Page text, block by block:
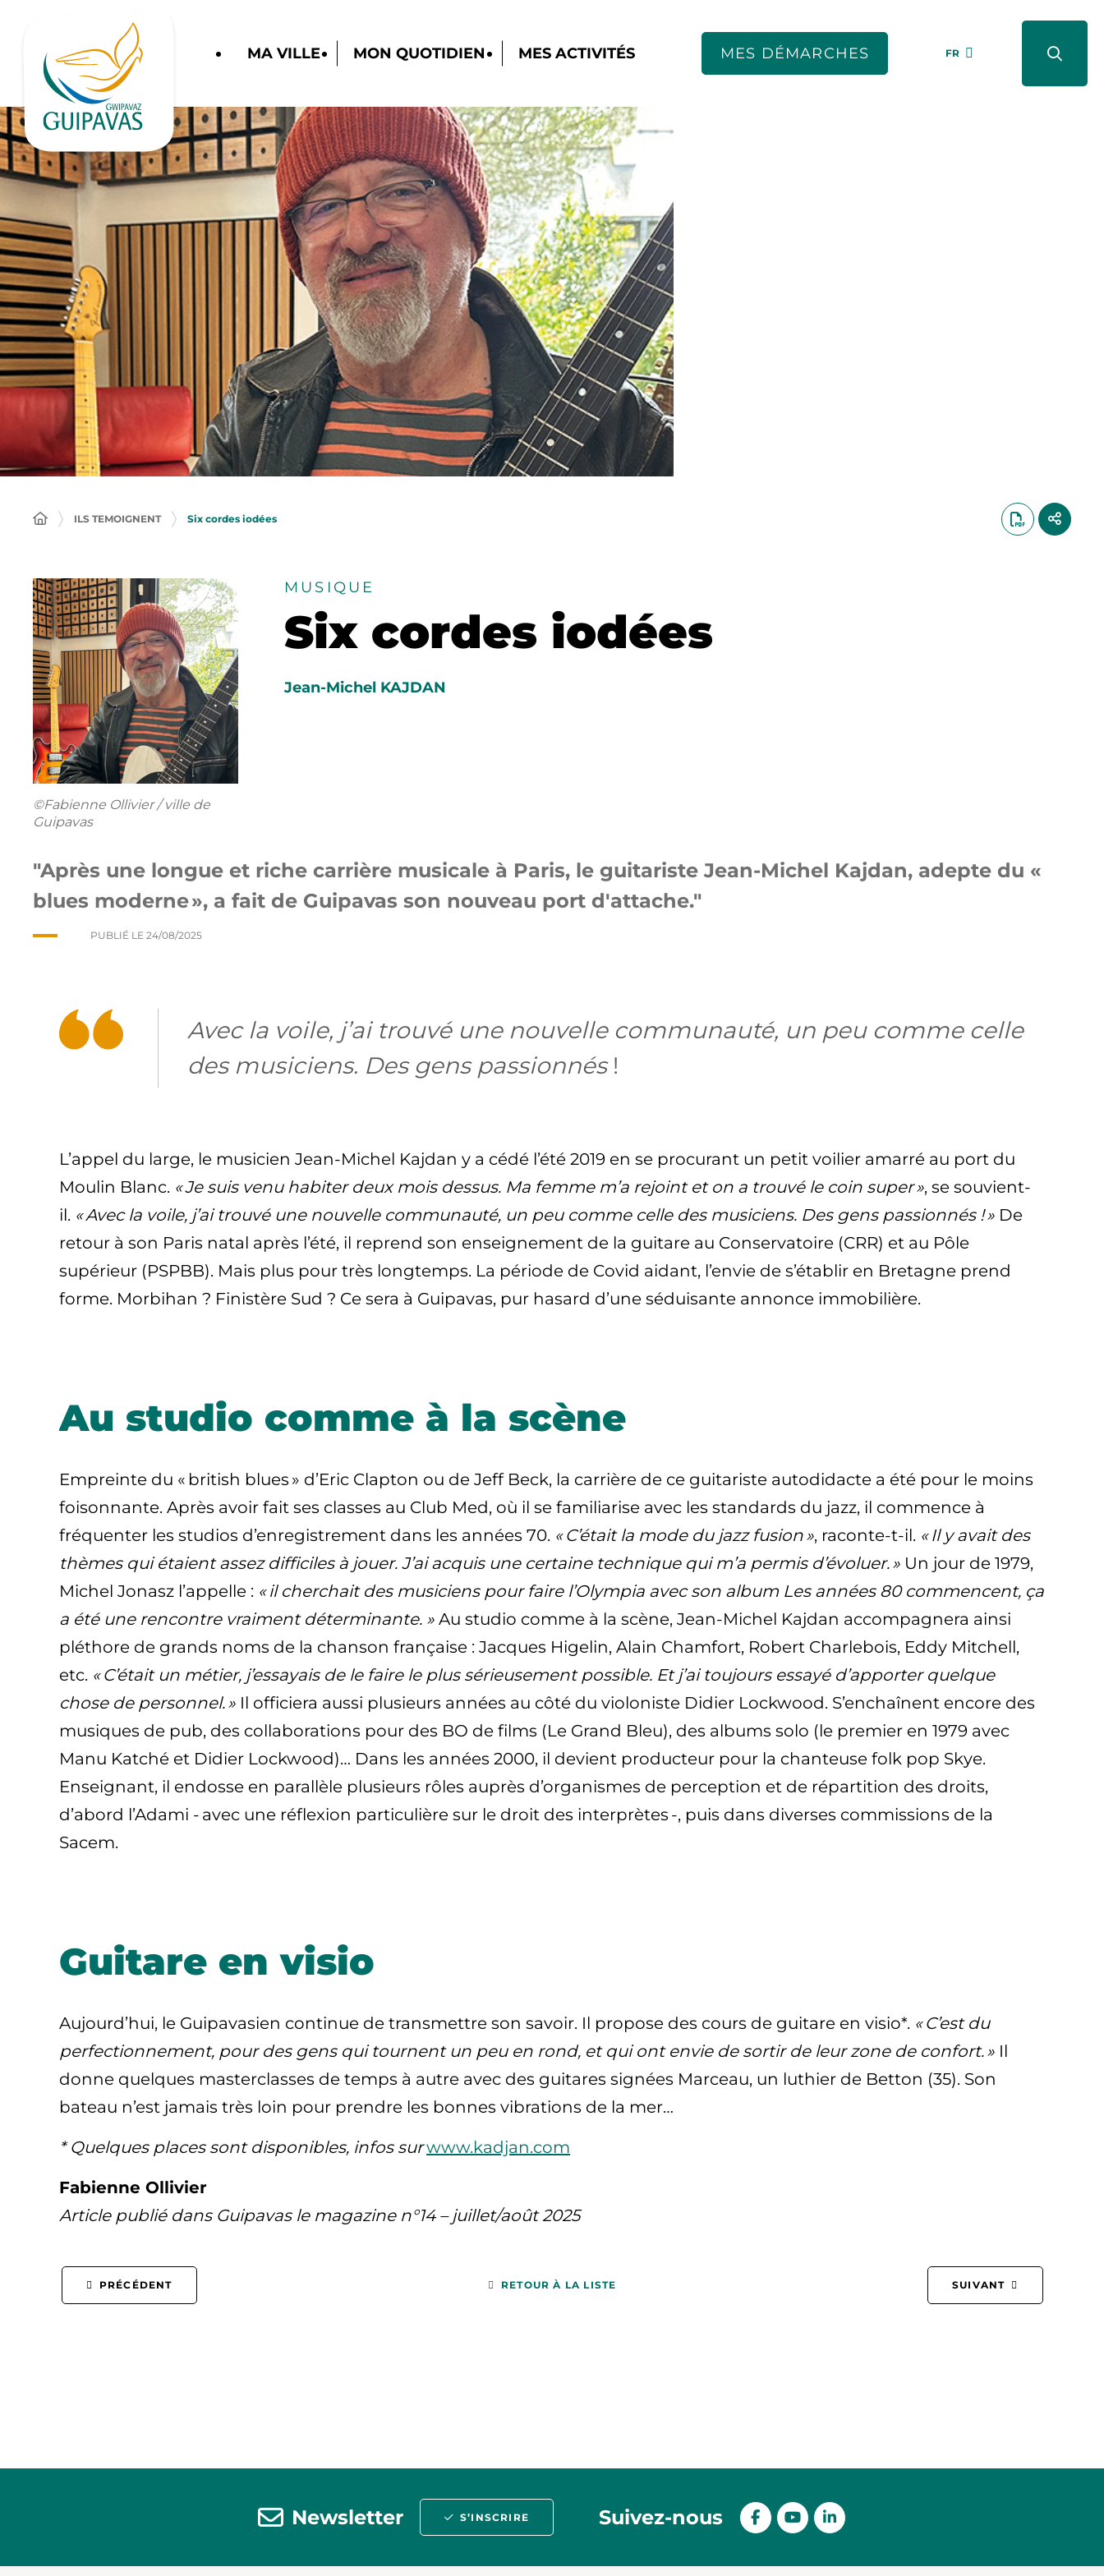
MA VILLE MON QUOTIDIEN MES ACTIVITÉS MES DÉMARCHES FR
ILS TEMOIGNENT Six cordes iodées
MUSIQUE
Six cordes iodées
Jean-Michel KAJDAN
©Fabienne Ollivier / ville de
Guipavas
Après une longue et riche carrière musicale à Paris, le guitariste Jean-Michel Kajdan, adepte du «
blues moderne », a fait de Guipavas son nouveau port d'attache.
PUBLIÉ LE 24/08/2025
Avec la voile, j’ai trouvé une nouvelle communauté, un peu comme celle
des musiciens. Des gens passionnés!
L’appel du large, le musicien Jean-Michel Kajdan y a cédé l’été 2019 en se procurant un petit voilier amarré au port du
Moulin Blanc. « Je suis venu habiter deux mois dessus. Ma femme m’a rejoint et on a trouvé le coin super », se souvient-
il. « Avec la voile, j’ai trouvé une nouvelle communauté, un peu comme celle des musiciens. Des gens passionnés ! » De
retour à son Paris natal après l’été, il reprend son enseignement de la guitare au Conservatoire (CRR) et au Pôle
supérieur (PSPBB). Mais plus pour très longtemps. La période de Covid aidant, l’envie de s’établir en Bretagne prend
forme. Morbihan ? Finistère Sud ? Ce sera à Guipavas, pur hasard d’une séduisante annonce immobilière.
Au studio comme à la scène
Empreinte du « british blues » d’Eric Clapton ou de Jeff Beck, la carrière de ce guitariste autodidacte a été pour le moins
foisonnante. Après avoir fait ses classes au Club Med, où il se familiarise avec les standards du jazz, il commence à
fréquenter les studios d’enregistrement dans les années 70. « C’était la mode du jazz fusion », raconte-t-il. « Il y avait des
thèmes qui étaient assez difficiles à jouer. J’ai acquis une certaine technique qui m’a permis d’évoluer. » Un jour de 1979,
Michel Jonasz l’appelle : « il cherchait des musiciens pour faire l’Olympia avec son album Les années 80 commencent, ça
a été une rencontre vraiment déterminante. » Au studio comme à la scène, Jean-Michel Kajdan accompagnera ainsi
pléthore de grands noms de la chanson française : Jacques Higelin, Alain Chamfort, Robert Charlebois, Eddy Mitchell,
etc. « C’était un métier, j’essayais de le faire le plus sérieusement possible. Et j’ai toujours essayé d’apporter quelque
chose de personnel. » Il officiera aussi plusieurs années au côté du violoniste Didier Lockwood. S’enchaînent encore des
musiques de pub, des collaborations pour des BO de films (Le Grand Bleu), des albums solo (le premier en 1979 avec
Manu Katché et Didier Lockwood)… Dans les années 2000, il devient producteur pour la chanteuse folk pop Skye.
Enseignant, il endosse en parallèle plusieurs rôles auprès d’organismes de perception et de répartition des droits,
d’abord l’Adami - avec une réflexion particulière sur le droit des interprètes -, puis dans diverses commissions de la
Sacem.
Guitare en visio
Aujourd’hui, le Guipavasien continue de transmettre son savoir. Il propose des cours de guitare en visio*. « C’est du
perfectionnement, pour des gens qui tournent un peu en rond, et qui ont envie de sortir de leur zone de confort. » Il
donne quelques masterclasses de temps à autre avec des guitares signées Marceau, un luthier de Betton (35). Son
bateau n’est jamais très loin pour prendre les bonnes vibrations de la mer…
* Quelques places sont disponibles, infos surwww.kadjan.com
Fabienne Ollivier
Article publié dans Guipavas le magazine n°14 – juillet/août 2025
PRÉCÉDENT RETOUR À LA LISTE SUIVANT
Newsletter S’INSCRIRE Suivez-nous